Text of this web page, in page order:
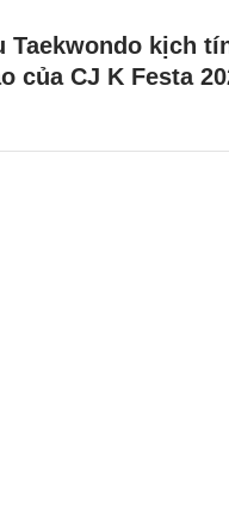
Taekwondo kịch
của CJ K Festa